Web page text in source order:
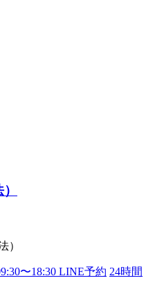
）
〜18:30 LINE予約 24時間